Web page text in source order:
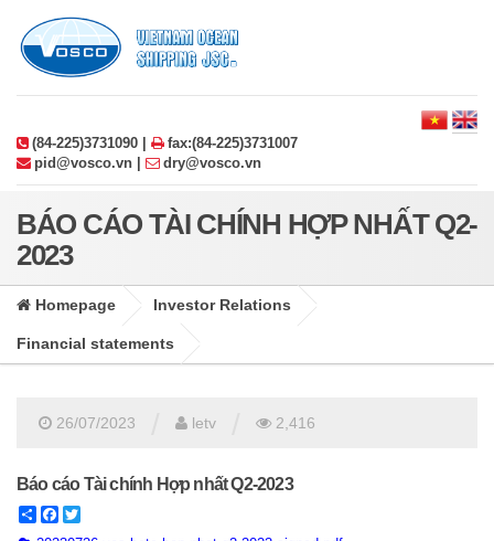
(84-225)3731090 |
fax:(84-225)3731007
pid@vosco.vn |
dry@vosco.vn
BÁO CÁO TÀI CHÍNH HỢP NHẤT Q2-
2023
Homepage Investor Relations
Financial statements
26/07/2023 letv 2,416
Báo cáo Tài chính Hợp nhất Q2-2023
ShareFacebook